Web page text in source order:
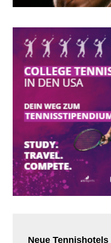
Neue Tennishotels